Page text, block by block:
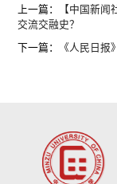
上一篇：
【中国新
交流交融史？
下一篇：
《人民日